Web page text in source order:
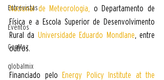
Entrevistas
Eventos
GenMoz
globalmix
Nacional de Meteorologia,
o Departamento de
Física e a Escola Superior de Desenvolvimento
Rural da Universidade Eduardo Mondlane , entre
outros.
Financiado pelo Energy Policy Institute at the